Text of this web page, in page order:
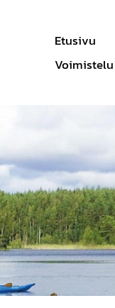
Etusivu
Voimistelu